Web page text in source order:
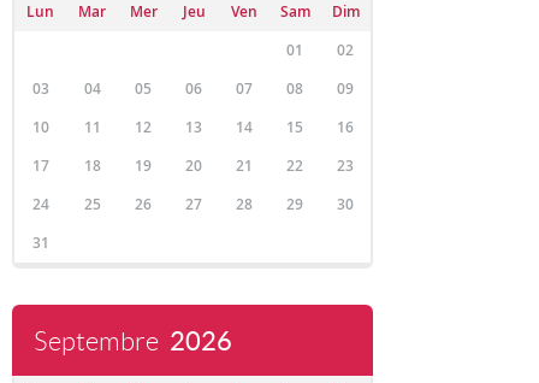
Lun Mar Mer Jeu Ven Sam
Dim
01
02
03
04 05 06 07 08
09
10
11 12 13 14 15
16
17
18 19 20 21 22
23
24
25 26 27 28 29
30
31
Septembre 2026